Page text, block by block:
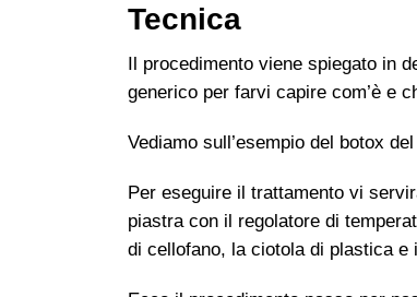
Tecnica
Il procedimento viene spiegato in
generico per farvi capire com’è e
Vediamo sull’esempio del botox del
Per eseguire il trattamento vi
piastra con il regolatore di
di cellofano, la ciotola di plastica e